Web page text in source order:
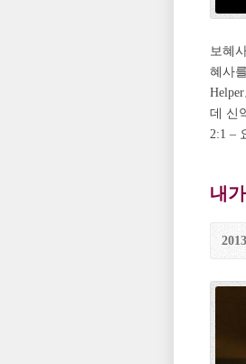
보혜
혜사
데 신
2:1 –
내